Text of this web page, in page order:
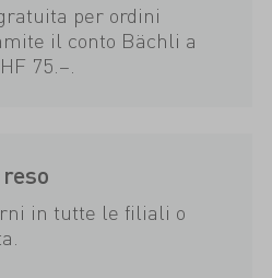
per ordini
il conto Bächli a
75.–.
in tutte le filiali o